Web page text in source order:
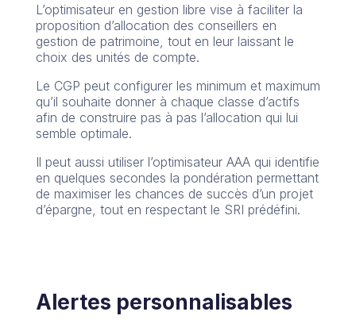
L’optimisateur en gestion libre vise à faciliter la
proposition d’allocation des conseillers en
gestion de patrimoine, tout en leur laissant le
choix des unités de compte.
Le CGP peut configurer les minimum et maximum
qu’il souhaite donner à chaque classe d’actifs
afin de construire pas à pas l’allocation qui lui
semble optimale.
Il peut aussi utiliser l’optimisateur AAA qui identifie
en quelques secondes la pondération permettant
de maximiser les chances de succès d’un projet
d’épargne, tout en respectant le SRI prédéfini.
Alertes personnalisables